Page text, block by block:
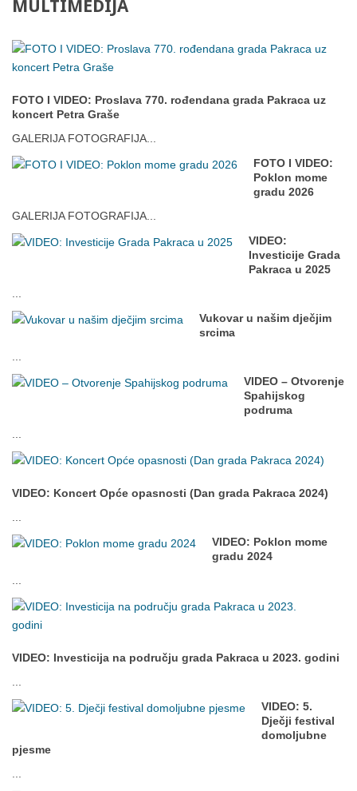
MULTIMEDIJA
FOTO I VIDEO: Proslava 770. rođendana grada Pakraca uz
koncert Petra Graše
GALERIJA FOTOGRAFIJA...
FOTO I VIDEO:
Poklon mome
gradu 2026
GALERIJA FOTOGRAFIJA...
VIDEO:
Investicije Grada
Pakraca u 2025
...
Vukovar u našim dječjim
srcima
...
VIDEO – Otvorenje
Spahijskog
podruma
...
VIDEO: Koncert Opće opasnosti (Dan grada Pakraca 2024)
...
VIDEO: Poklon mome
gradu 2024
...
VIDEO: Investicija na području grada Pakraca u 2023. godini
...
VIDEO: 5.
Dječji festival
domoljubne
pjesme
...